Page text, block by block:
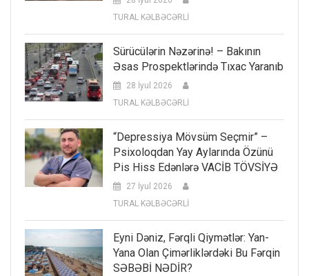
TURAL KƏLBƏCƏRLİ
Sürücülərin Nəzərinə! – Bakının
Əsas Prospektlərində Tıxac Yaranıb
28 İyul 2026
TURAL KƏLBƏCƏRLİ
“Depressiya Mövsüm Seçmir” –
Psixoloqdan Yay Aylarında Özünü
Pis Hiss Edənlərə VACİB TÖVSİYƏ
27 İyul 2026
TURAL KƏLBƏCƏRLİ
Eyni Dəniz, Fərqli Qiymətlər: Yan-
Yana Olan Çimərliklərdəki Bu Fərqin
SƏBƏBİ NƏDİR?